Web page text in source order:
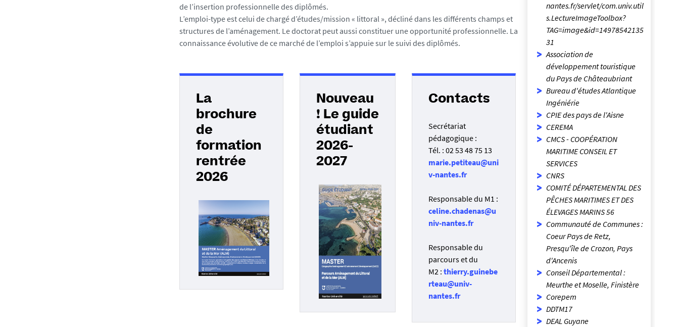
de l’insertion professionnelle des diplômés.
L’emploi-type est celui de chargé d’études/mission « littoral », décliné dans les différents champs et
structures de l’aménagement. Le doctorat peut aussi constituer une opportunité professionnelle. La
connaissance évolutive de ce marché de l’emploi s’appuie sur le suivi des diplômés.
La
brochure
de
formation
rentrée
2026
Nouveau
! Le guide
étudiant
2026-
2027
Contacts
Secrétariat
pédagogique :
Tél. : 02 53 48 75 13
marie.petiteau@uni
v-nantes.fr
Responsable du M1 :
celine.chadenas@u
niv-nantes.fr
Responsable du
parcours et du
M2 : thierry.guinebe
rteau@univ-
nantes.fr
nantes.fr/servlet/com.univ.util
s.LectureImageToolbox?
TAG=image&id=14978542135
31
Association de
développement touristique
du Pays de Châteaubriant
Bureau d'études Atlantique
Ingéniérie
CPIE des pays de l'Aisne
CEREMA
CMCS - COOPÉRATION
MARITIME CONSEIL ET
SERVICES
CNRS
COMITÉ DÉPARTEMENTAL DES
PÊCHES MARITIMES ET DES
ÉLEVAGES MARINS 56
Communauté de Communes :
Coeur Pays de Retz,
Presqu'île de Crozon, Pays
d'Ancenis
Conseil Départemental :
Meurthe et Moselle, Finistère
Corepem
DDTM17
DEAL Guyane